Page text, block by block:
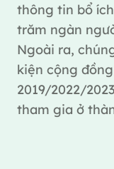
thông tin bổ
trăm ngàn
Ngoài ra,
kiện cộng
2019/2022/
tham gia ở